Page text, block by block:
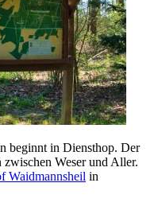
beginnt in Diensthop. Der
Weser und Aller.
Waidmannsheil in